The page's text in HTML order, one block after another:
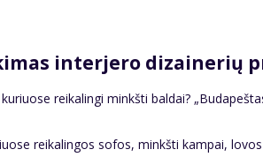
interjero dizainerių
reikalingi minkšti baldai?
reikalingos sofos, minkšti kampai,